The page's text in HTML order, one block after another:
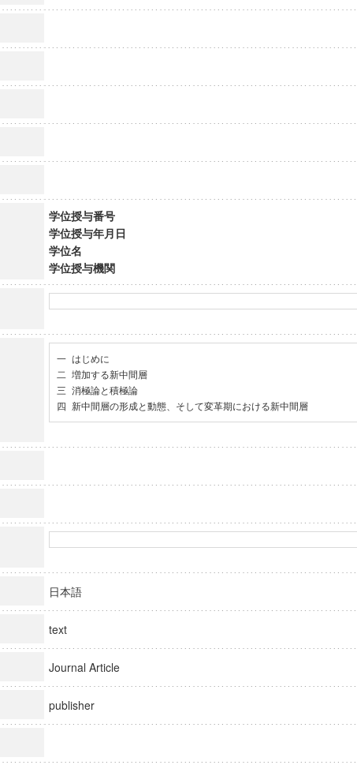
学位授与番号
学位授与年月日
学位名
学位授与機関
一 はじめに
二 増加する新中間層
三 消極論と積極論
四 新中間層の形成と動態、そして変革期における新中間層
日本語
text
Journal Article
publisher